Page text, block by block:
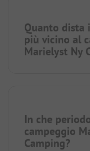
Quanto dista
più vicino al
Marielyst Ny
In che
campeggio
Camping?